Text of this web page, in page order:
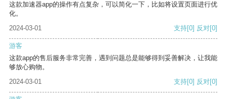
这款加速器app的操作有点复杂，可以简化一下，比如将设置页面进行优
化。
2024-03-01
支持[0] 反对[0]
游客
这款app的售后服务非常完善，遇到问题总是能够得到妥善解决，让我能
够放心购物。
2024-03-01
支持[0] 反对[0]